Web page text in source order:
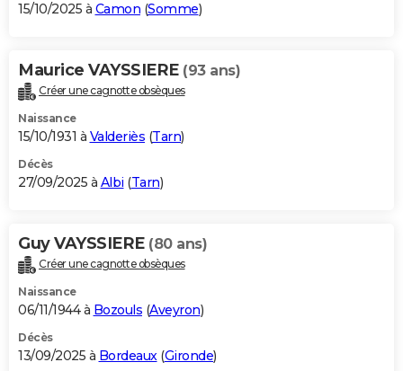
15/10/2025 à Camon (Somme)
Maurice VAYSSIERE (93 ans)
Créer une cagnotte obsèques
Naissance
15/10/1931 à Valderiès (Tarn)
Décès
27/09/2025 à Albi (Tarn)
Guy VAYSSIERE (80 ans)
Créer une cagnotte obsèques
Naissance
06/11/1944 à Bozouls (Aveyron)
Décès
13/09/2025 à Bordeaux(Gironde)